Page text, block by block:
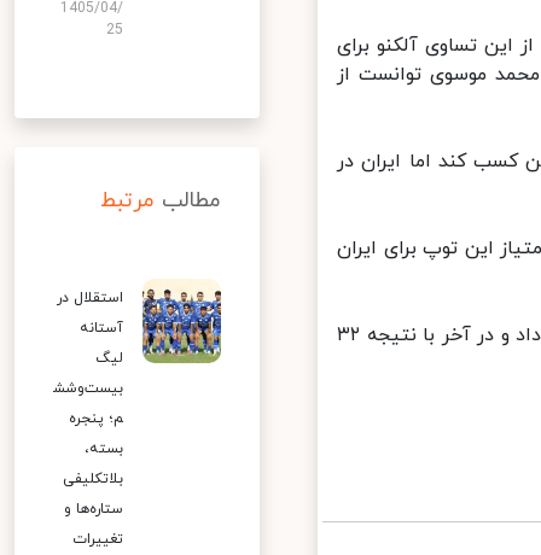
امتیاز ۲۰ برابر شوند. پس از این تساوی آلکنو برای
به سود ایران، سید محمد موسوی توانست از
کسب کند اما ایران در
این توپ برای ایران
در انتهای ست چهارم، تیم ملی والیبال اسلوونی دریافت های خوبی را انجام داد و در آخر با نتیجه ۳۲
1405/04/
25
مطالب مرتبط
استقلال در
آستانه
لیگ
بیست‌وشش
م؛ پنجره
بسته،
بلاتکلیفی
ستاره‌ها و
تغییرات